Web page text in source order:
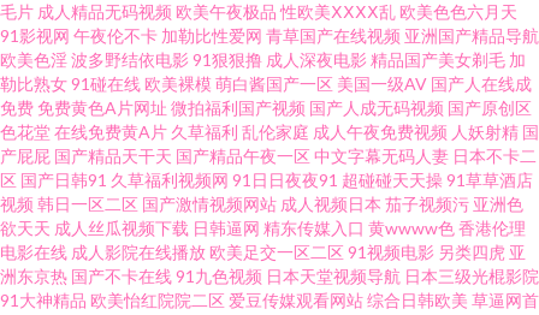
婷婷深爱社区 在线天堂9 91人人肏 大香蕉av网 黄网男人Av天堂 人妻婷婷在
线网观看 五月丁香狠狠爱 91福利导航吧 91在线综合观看 国产福利精品社 久
久国产人妻区 五月天婷婷色网站 91大香蕉公开在线 91在线免费看国产 豆奶
福利网址推荐 论理视频 视频在线91 91福利微拍导航 91网站在线观看18 国产
精品久久高潮 久热只精品在线 午夜福利在线你懂 91大香蕉伊人在线 av草逼
毛片 成人精品无码视频 欧美午夜极品 性欧美ⅩⅩⅩⅩ乱 欧美色色六月天
91影视网 午夜伦不卡 加勒比性爱网 青草国产在线视频 亚洲国产精品导航
欧美色淫波多野结依电影 91狠狠撸 成人深夜电影 精品国产美女剃毛 加
勒比熟女91碰在线 欧美裸模萌白酱国产一区 美国一级AV 国产人在线成
免费 免费黄色A片网址 微拍福利国产视频 国产人成无码视频 国产原创区
色花堂在线免费黄A片 久草福利 乱伦家庭 成人午夜免费视频 人妖射精 国
产屁屁 国产精品天干天 国产精品午夜一区 中文字幕无码人妻 日本不卡二
区 国产日韩91 久草福利视频网 91日日夜夜91 超碰碰天天操91草草酒店
视频 韩日一区二区 国产激情视频网站 成人视频日本 茄子视频污 亚洲色
欲天天 成人丝瓜视频下载 日韩逼网 精东传媒入口 黄wwww色香港伦理
电影在线 成人影院在线播放 欧美足交一区二区 91视频电影 另类四虎 亚
洲东京热 国产不卡在线91九色视频 日本天堂视频导航 日本三级光棍影院
91大神精品 欧美怡红院院二区 爱豆传媒观看网站综合日韩欧美 草逼网首